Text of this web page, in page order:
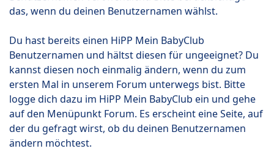
das, wenn du deinen Benutzernamen wählst.
Du hast bereits einen HiPP Mein BabyClub
Benutzernamen und hältst diesen für ungeeignet? Du
kannst diesen noch einmalig ändern, wenn du zum
ersten Mal in unserem Forum unterwegs bist. Bitte
logge dich dazu im HiPP Mein BabyClub ein und gehe
auf den Menüpunkt Forum. Es erscheint eine Seite, auf
der du gefragt wirst, ob du deinen Benutzernamen
ändern möchtest.